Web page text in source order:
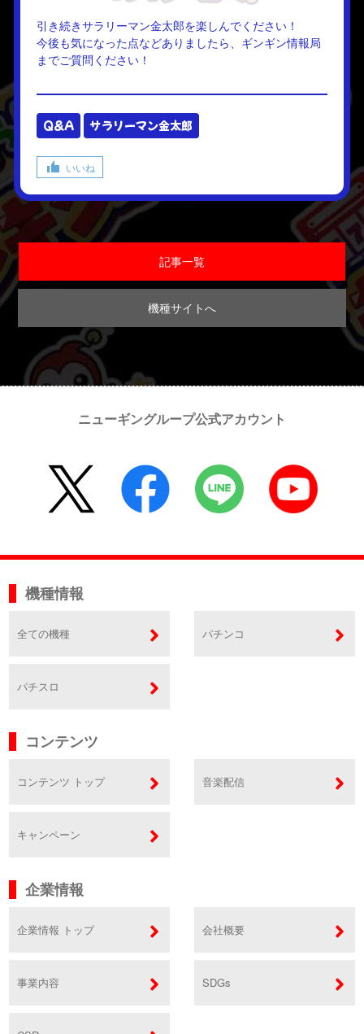
引き続きサラリーマン金太郎を楽しんでください！
今後も気になった点などありましたら、ギンギン情報局
までご質問ください！
Q&A サラリーマン金太郎
いいね
記事一覧
機種サイトへ
ニューギングループ公式アカウント
機種情報
全ての機種 パチンコ
パチスロ
コンテンツ
コンテンツ トップ 音楽配信
キャンペーン
企業情報
企業情報 トップ 会社概要
事業内容 SDGs